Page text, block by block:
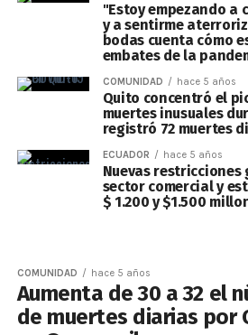
"Estoy empezando a
y a sentirme
bodas cuenta cómo
embates de la
COMUNIDAD hace 5 años
Quito concentró el
muertes inusuales
registró 72 muertes
ECUADOR hace 5 años
Nuevas restricciones
sector comercial y
$ 1.200 y $1.500
COMUNIDAD hace 5 años
Aumenta de 30 a 32 el
de muertes diarias por